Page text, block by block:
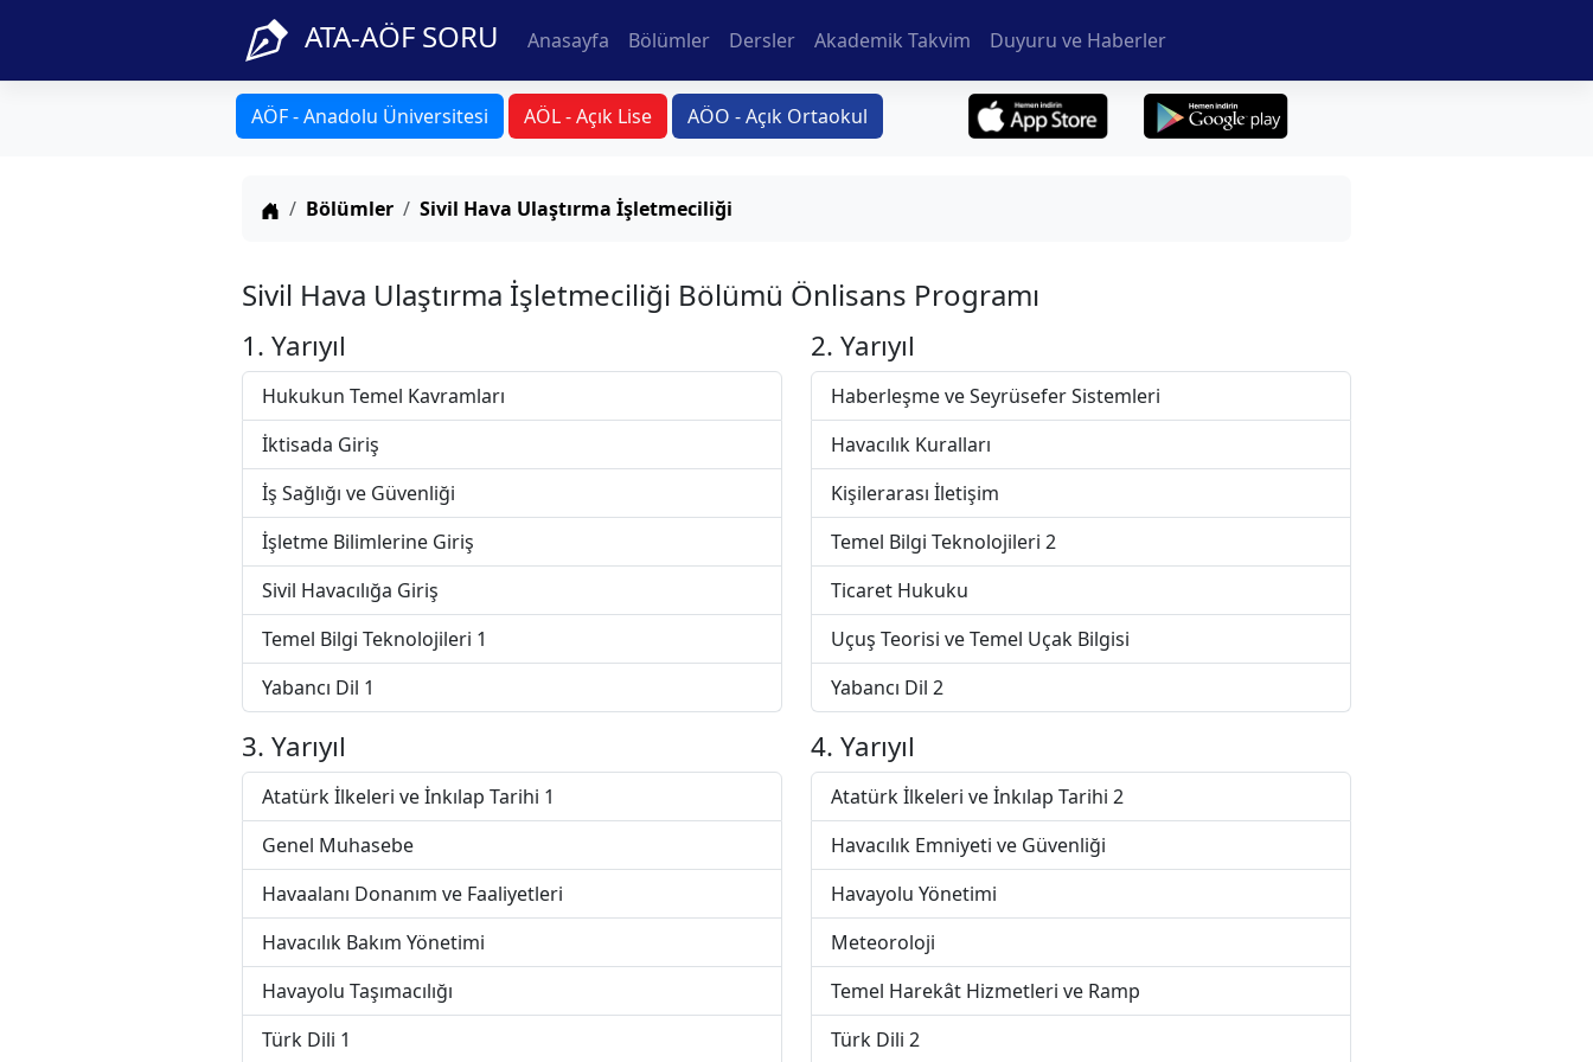
ATA-AÖF SORU Anasayfa Bölümler Dersler Akademik Takvim Duyuru ve Haberler
AÖF - Anadolu Üniversitesi AÖL - Açık Lise AÖO - Açık Ortaokul
Anasayfa
Bölümler Sivil Hava Ulaştırma İşletmeciliği
Sivil Hava Ulaştırma İşletmeciliği Bölümü Önlisans Programı
1. Yarıyıl
Hukukun Temel Kavramları
İktisada Giriş
İş Sağlığı ve Güvenliği
İşletme Bilimlerine Giriş
Sivil Havacılığa Giriş
Temel Bilgi Teknolojileri 1
Yabancı Dil 1
2. Yarıyıl
Haberleşme ve Seyrüsefer Sistemleri
Havacılık Kuralları
Kişilerarası İletişim
Temel Bilgi Teknolojileri 2
Ticaret Hukuku
Uçuş Teorisi ve Temel Uçak Bilgisi
Yabancı Dil 2
3. Yarıyıl
Atatürk İlkeleri ve İnkılap Tarihi 1
Genel Muhasebe
Havaalanı Donanım ve Faaliyetleri
Havacılık Bakım Yönetimi
Havayolu Taşımacılığı
Türk Dili 1
4. Yarıyıl
Atatürk İlkeleri ve İnkılap Tarihi 2
Havacılık Emniyeti ve Güvenliği
Havayolu Yönetimi
Meteoroloji
Temel Harekât Hizmetleri ve Ramp
Türk Dili 2